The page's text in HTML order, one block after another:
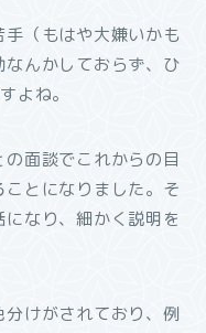
（もはや大嫌いかも
んかしておらず、ひ
よね。
面談でこれからの目
とになりました。そ
なり、細かく説明を
けがされており、例